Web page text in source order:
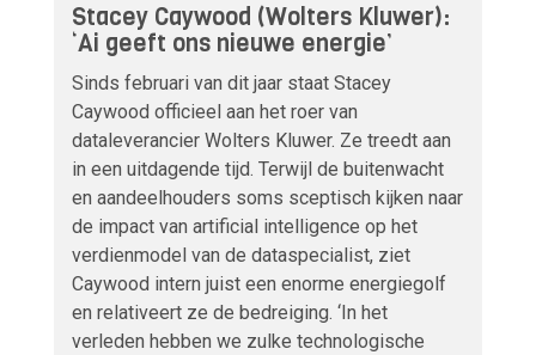
Stacey Caywood (Wolters Kluwer):
‘Ai geeft ons nieuwe energie’
Sinds februari van dit jaar staat Stacey
Caywood officieel aan het roer van
dataleverancier Wolters Kluwer. Ze treedt aan
in een uitdagende tijd. Terwijl de buitenwacht
en aandeelhouders soms sceptisch kijken naar
de impact van artificial intelligence op het
verdienmodel van de dataspecialist, ziet
Caywood intern juist een enorme energiegolf
en relativeert ze de bedreiging. ‘In het
verleden hebben we zulke technologische